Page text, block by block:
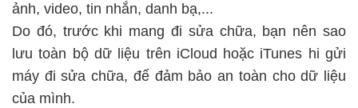
ảnh, video, tin nhắn, danh bạ,...
Do đó, trước khi mang đi sửa chữa, bạn nên sao
lưu toàn bộ dữ liệu trên iCloud hoặc iTunes hi gửi
máy đi sửa chữa, để đảm bảo an toàn cho dữ liệu
của mình.